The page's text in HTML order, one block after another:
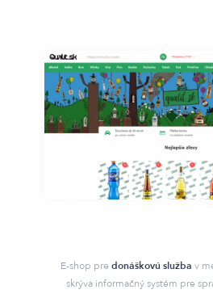
E-shop pre donáškovú služba v
skrýva informačný systém pre